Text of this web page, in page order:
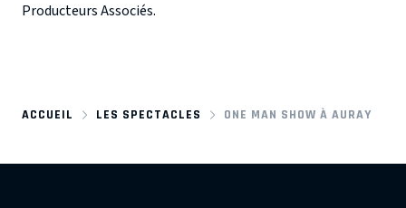
Producteurs Associés.
ACCUEIL LES SPECTACLES ONE MAN SHOW À AURAY